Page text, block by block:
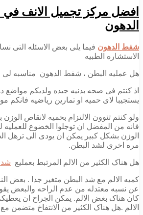
افضل مركز تجميل الانف
الدهون
شفط الدهون فیما یلی بعض الاسئله التی
الاستشاره الطبیه
هل عملیه البطن ، شفط الدهون مناسبه لی
اذ کنتم فی صحه بدنیه جیده ولدیکم مواضع
یستجیبا لای حمیه او تمارین ریاضیه فانکم
ولو کنتم تنوون الالتزام بحمیه لانقاص
فانه من المفضل ان توجلوا الخضوع للعملیه
الوزن بشکل کبیر یمکن ان یودی الی ترهل
مره اخری لشد البطن.
هل هناک الکثیر من الالم المرتبط بعملیع شد
کمیه الالم مع شد البطن متغیر جدا . بعض
عن نسبه معتدله من عدم الراحه والبعض
کان هناک بغض الالم. یمکن الجراح ان
الالم .هل هناک الکثیر من الانتفاخ متضمن